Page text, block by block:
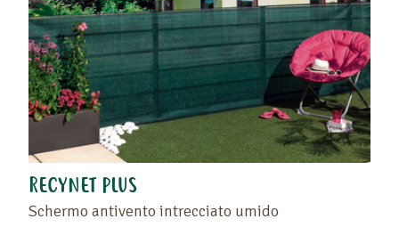
RECYNET PLUS
Schermo antivento intrecciato umido